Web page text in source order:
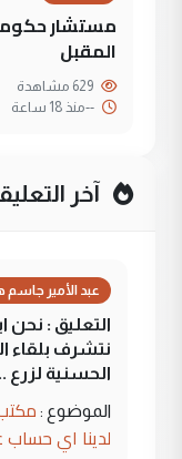
مستشار
المقبل
--منذ 18 ساعة
آخر
عبد الأمير جاسم
التعليق : نحن
نتشرف بلقاء
الحسنية لزرع
الموضوع :
لدينا اي